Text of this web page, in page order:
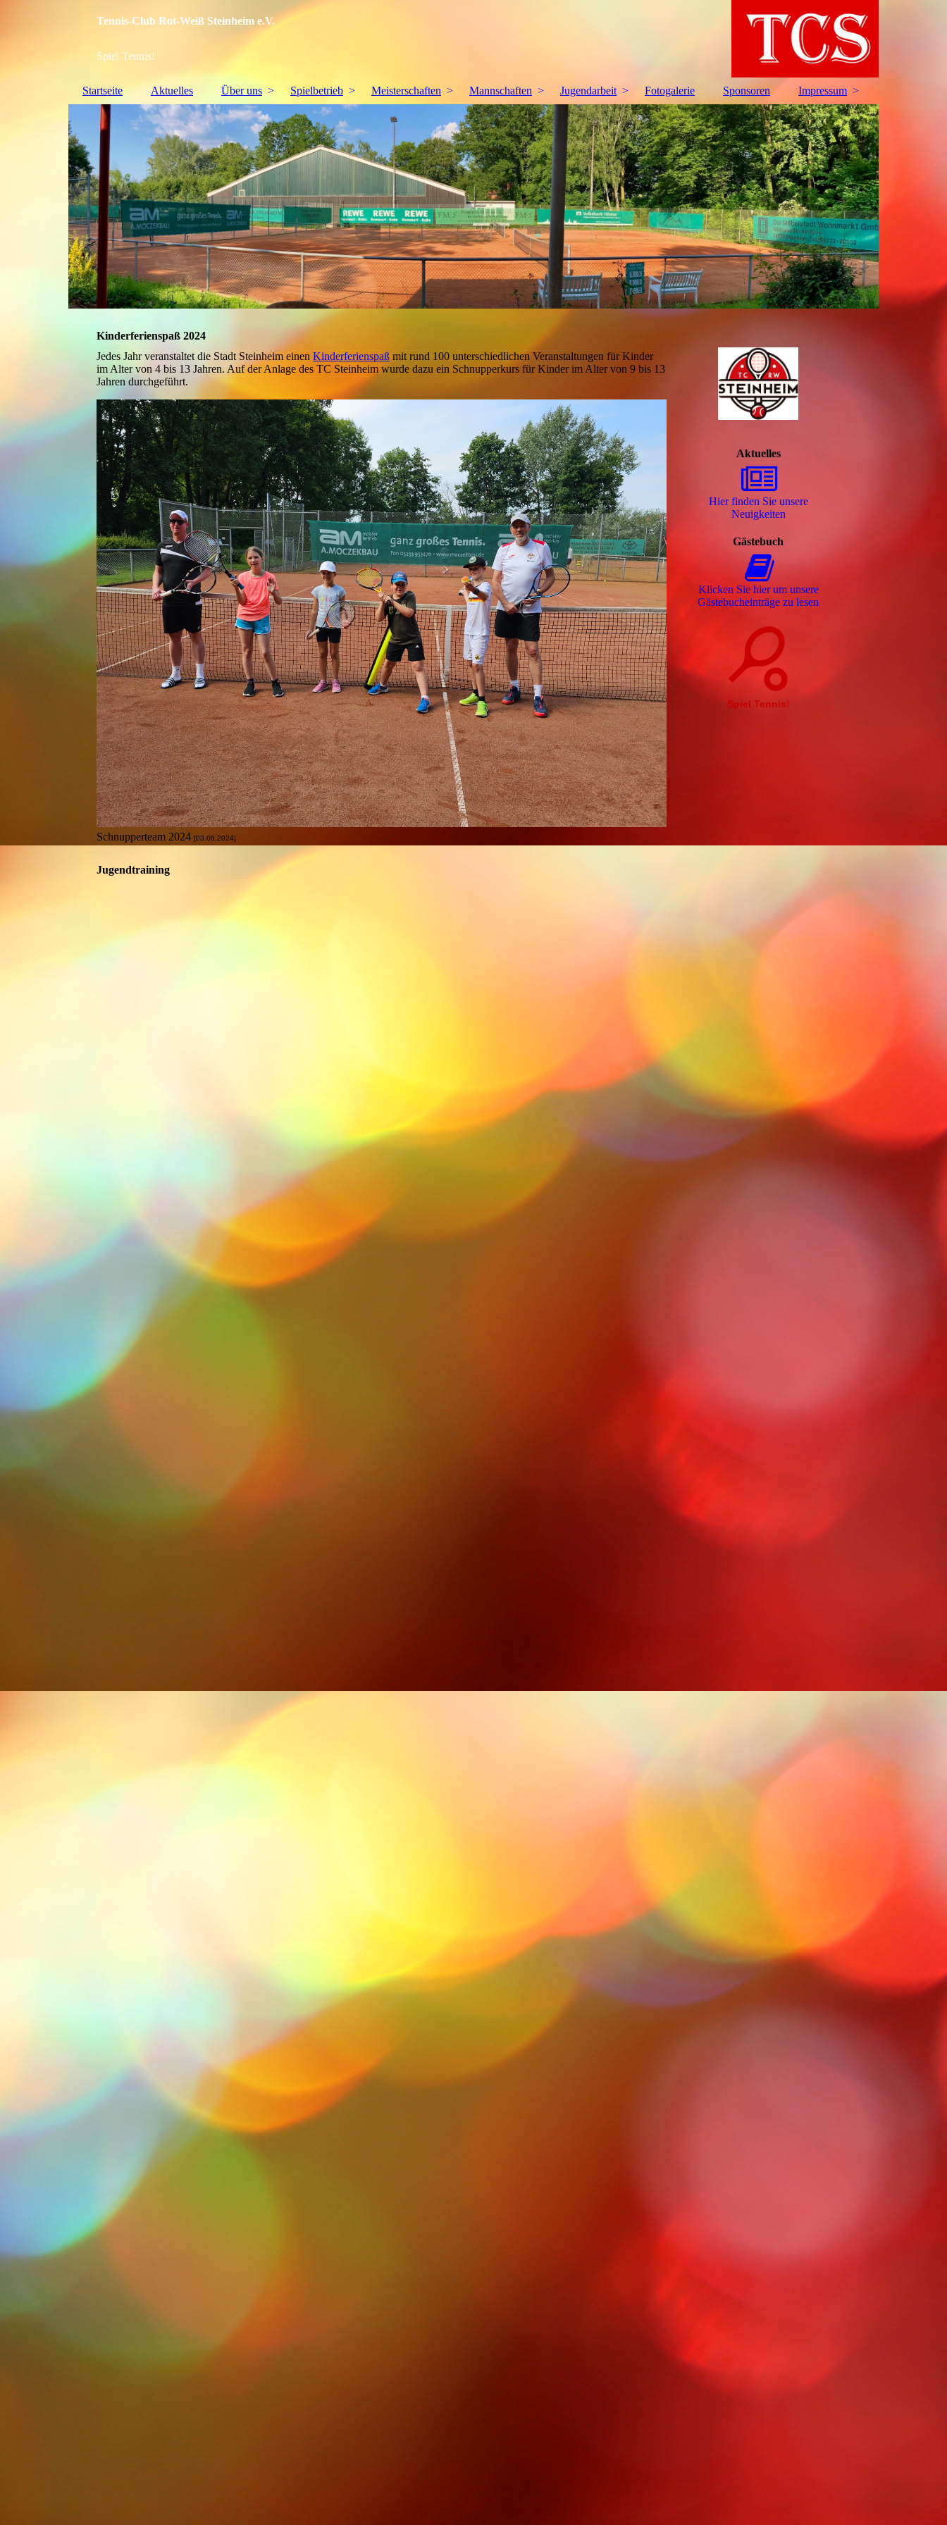
Tennis-Club Rot-Weiß Steinheim e.V.
Spiel Tennis!
Startseite Aktuelles Über uns Spielbetrieb Meisterschaften Mannschaften Jugendarbeit Fotogalerie Sponsoren Impressum
Kinderferienspaß 2024
Jedes Jahr veranstaltet die Stadt Steinheim einen Kinderferienspaß mit rund 100 unterschiedlichen Veranstaltungen für Kinder
im Alter von 4 bis 13 Jahren. Auf der Anlage des TC Steinheim wurde dazu ein Schnupperkurs für Kinder im Alter von 9 bis 13
Jahren durchgeführt.
Schnupperteam 2024 [03.08.2024]
Jugendtraining
Aktuelles
Hier finden Sie unsere
Neuigkeiten
Gästebuch
Klicken Sie hier um unsere
Gäs­te­buch­ein­trä­ge zu lesen
Spiel Tennis!